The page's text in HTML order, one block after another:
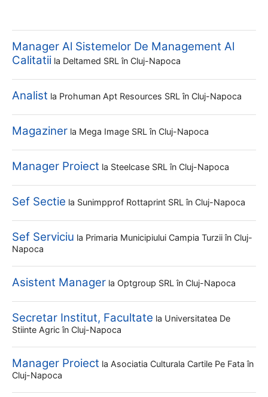
Manager Al Sistemelor De Management Al
Calitatii la Deltamed SRL în Cluj-Napoca
Analist la Prohuman Apt Resources SRL în Cluj-Napoca
Magaziner la Mega Image SRL în Cluj-Napoca
Manager Proiect la Steelcase SRL în Cluj-Napoca
Sef Sectie la Sunimpprof Rottaprint SRL în Cluj-Napoca
Sef Serviciu la Primaria Municipiului Campia Turzii în Cluj-
Napoca
Asistent Manager la Optgroup SRL în Cluj-Napoca
Secretar Institut, Facultate la Universitatea De
Stiinte Agric în Cluj-Napoca
Manager Proiect la Asociatia Culturala Cartile Pe Fata în
Cluj-Napoca